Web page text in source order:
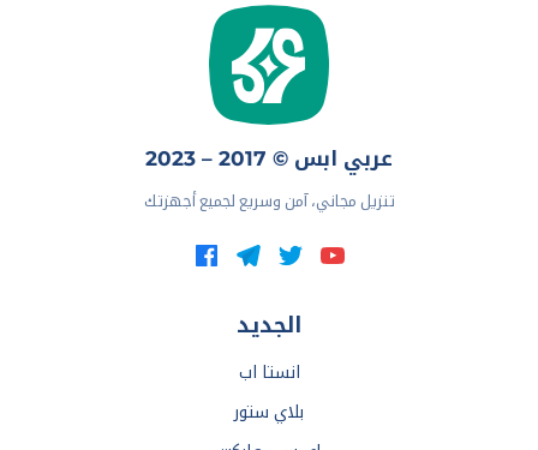
عربي ابس © 2017 – 2023
تنزيل مجاني، آمن وسريع لجميع أجهزتك
الجديد
انستا اب
بلاي ستور